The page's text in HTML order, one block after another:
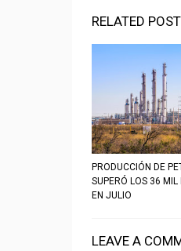
RELATED
PRODUCCIÓN DE
SUPERÓ LOS 36
EN JULIO
LEAVE A